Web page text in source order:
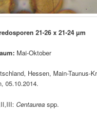
21-26 x 21-24 µm
Mai-Oktober
Hessen, Main-Taunus-
05.10.2014.
Centaureaspp.